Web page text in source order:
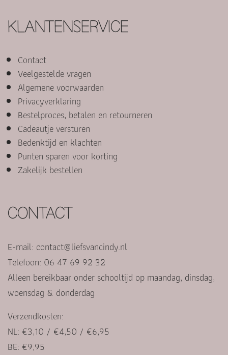
KLANTENSERVICE
Contact
Veelgestelde vragen
Algemene voorwaarden
Privacyverklaring
Bestelproces, betalen en retourneren
Cadeautje versturen
Bedenktijd en klachten
Punten sparen voor korting
Zakelijk bestellen
CONTACT
E-mail: contact@liefsvancindy.nl
Telefoon: 06 47 69 92 32
Alleen bereikbaar onder schooltijd op maandag, dinsdag,
woensdag & donderdag
Verzendkosten:
NL: €3,10 / €4,50 / €6,95
BE: €9,95